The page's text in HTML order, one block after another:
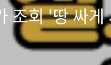
조회 '땅 싸게